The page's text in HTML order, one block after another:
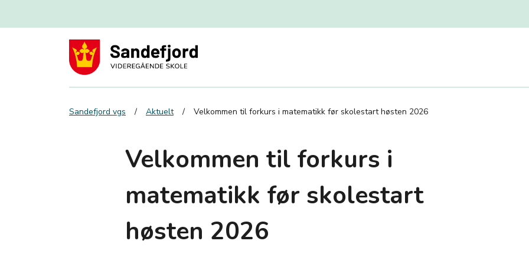
Sandefjord vgs Aktuelt Velkommen til forkurs i matematikk før skolestart høsten 2026
Velkommen til forkurs i
matematikk før skolestart
høsten 2026